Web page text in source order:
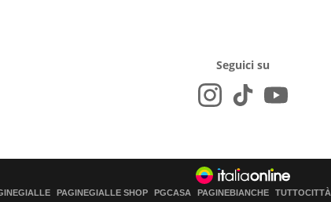
Seguici su
PAGINEGIALLE SHOP PGCASA PAGINEBIANCHE TUTTOCITTÀ